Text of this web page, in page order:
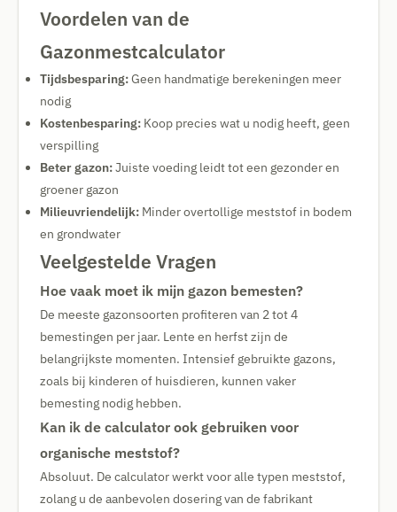
Voordelen van de
Gazonmestcalculator
Tijdsbesparing:Geen handmatige berekeningen meer
nodig
Kostenbesparing: Koop precies wat u nodig heeft, geen
verspilling
Beter gazon:Juiste voeding leidt tot een gezonder en
groener gazon
Milieuvriendelijk: Minder overtollige meststof in bodem
en grondwater
Veelgestelde Vragen
Hoe vaak moet ik mijn gazon bemesten?
De meeste gazonsoorten profiteren van 2 tot 4
bemestingen per jaar. Lente en herfst zijn de
belangrijkste momenten. Intensief gebruikte gazons,
zoals bij kinderen of huisdieren, kunnen vaker
bemesting nodig hebben.
Kan ik de calculator ook gebruiken voor
organische meststof?
Absoluut. De calculator werkt voor alle typen meststof,
zolang u de aanbevolen dosering van de fabrikant